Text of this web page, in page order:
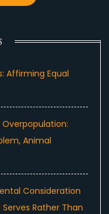
Affirming Equal
Animal
Consideration
Rather Than